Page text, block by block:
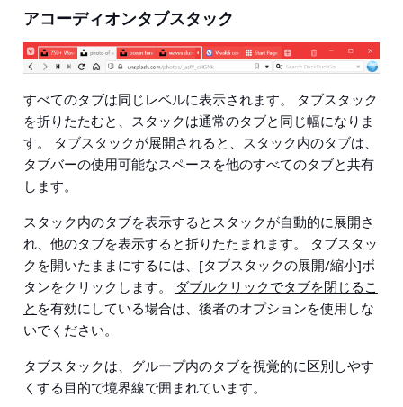
アコーディオンタブスタック
すべてのタブは同じレベルに表示されます。 タブスタック
を折りたたむと、スタックは通常のタブと同じ幅になりま
す。 タブスタックが展開されると、スタック内のタブは、
タブバーの使用可能なスペースを他のすべてのタブと共有
します。
スタック内のタブを表示するとスタックが自動的に展開さ
れ、他のタブを表示すると折りたたまれます。 タブスタッ
クを開いたままにするには、[タブスタックの展開/縮小]ボ
タンをクリックします。 ダブルクリックでタブを閉じるこ
と を有効にしている場合は、後者のオプションを使用しな
いでください。
タブスタックは、グループ内のタブを視覚的に区別しやす
くする目的で境界線で囲まれています。